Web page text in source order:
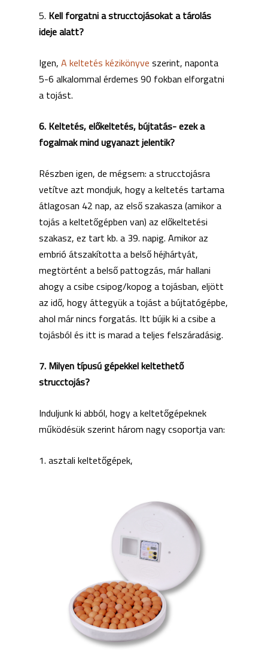
5. Kell forgatni a strucctojásokat a tárolás
ideje alatt?
Igen, A keltetés kézikönyve szerint, naponta
5-6 alkalommal érdemes 90 fokban elforgatni
a tojást.
6. Keltetés, előkeltetés, bújtatás- ezek a
fogalmak mind ugyanazt jelentik?
Részben igen, de mégsem: a strucctojásra
vetítve azt mondjuk, hogy a keltetés tartama
átlagosan 42 nap, az első szakasza (amikor a
tojás a keltetőgépben van) az előkeltetési
szakasz, ez tart kb. a 39. napig. Amikor az
embrió átszakította a belső héjhártyát,
megtörtént a belső pattogzás, már hallani
ahogy a csibe csipog/kopog a tojásban, eljött
az idő, hogy áttegyük a tojást a bújtatógépbe,
ahol már nincs forgatás. Itt bújik ki a csibe a
tojásból és itt is marad a teljes felszáradásig.
7. Milyen típusú gépekkel keltethető
strucctojás?
Induljunk ki abból, hogy a keltetőgépeknek
működésük szerint három nagy csoportja van:
1. asztali keltetőgépek,